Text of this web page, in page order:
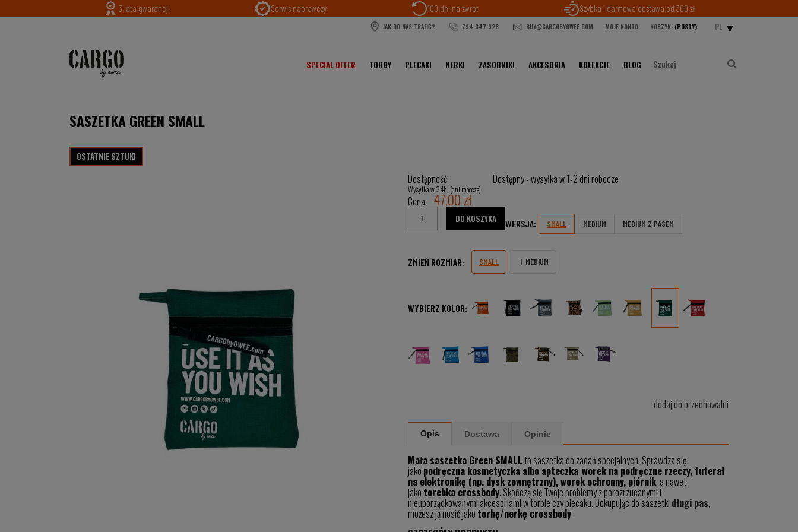
3 lata gwarancji Serwis naprawczy 100 dni na zwrot Szybka i darmowa dostawa od 300 zł
JAK DO NAS TRAFIĆ? 794 347 928 BUY@CARGOBYOWEE.COM MOJE KONTO KOSZYK: (PUSTY) PL
SPECIAL OFFER TORBY PLECAKI NERKI ZASOBNIKI AKCESORIA KOLEKCJE BLOG
SASZETKA GREEN SMALL
OSTATNIE SZTUKI
Dostępność: Dostępny - wysyłka w 1-2 dni robocze
Wysyłka w 24h! (dni robocze)
Cena: 47,00 zł
DO KOSZYKA WERSJA: SMALL MEDIUM MEDIUM Z PASEM
ZMIEŃ ROZMIAR: SMALL MEDIUM
WYBIERZ KOLOR:
dodaj do przechowalni
Opis Dostawa Opinie
Mała saszetka Green SMALLto saszetka do zadań specjalnych. Sprawdza się
jako podręczna kosmetyczka albo apteczka,worek na podręczne rzeczy, futerał
na elektronikę (np. dysk zewnętrzny), worek ochronny, piórnik, a nawet
jako torebka crossbody. Skończą się Twoje problemy z porozrzucanymi i
nieuporządkowanymi akcesoriami w torbie czy plecaku. Dokupując do saszetki długi pas,
możesz ją nosić jako torbę/nerkę crossbody.